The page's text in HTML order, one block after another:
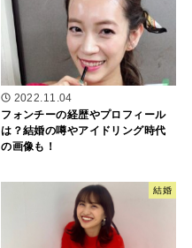
2022.11.04
フォンチーの経歴やプロフィール
は？結婚の噂やアイドリング時代
の画像も！
結婚